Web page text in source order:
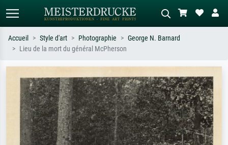
Recherchez par artiste, titre ou style –
ex. Monet, Nuit étoilée,
impressionnisme, vague de Hokusai,
nu.
Décrivez la scène – ex. prairie verte,
abstrait avec beaucoup de rouge,
tableau sombre, nu debout près d'un
arbre.
Accueil Style d'art Photographie
George N. Barnard
Lieu de la mort du général McPherson